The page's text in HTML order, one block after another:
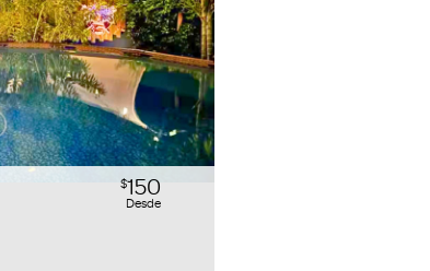
$150
Desde